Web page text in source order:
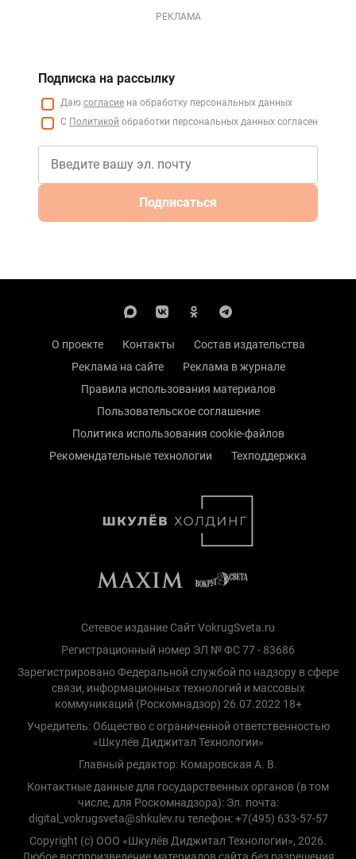
РЕКЛАМА
Подписка на рассылку
Даю согласие на обработку персональных данных
С Политикой обработки персональных данных согласен
Подписаться
О проекте Контакты
Состав издательства
Реклама на сайте
Реклама в журнале
Правила использования материалов
Пользовательское соглашение
Политика использования cookie-файлов
Рекомендательные технологии
Техподдержка
Сетевое издание Сайт VokrugSveta.ru
Регистрационный номер ЭЛ № ФС 77 - 83686
Зарегистрировано Федеральной службой по надзору в сфере
связи, информационных технологий и массовых
коммуникаций (Роскомнадзор) 26.07.2022 18+
Учредитель: Общество с ограниченной ответственностью
«Шкулёв Диджитал Технологии»
Главный редактор: Комаровская А. В.
Контактные данные для государственных органов (в том
числе, для Роскомнадзора): Эл. почта:
digital_vokrugsveta@shkulev.ru телефон: +7(495) 633-57-57
Copyright (с) ООО «Шкулёв Диджитал Технологии», 2026.